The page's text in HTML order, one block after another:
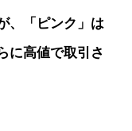
、「ピンク」は
に高値で取引さ